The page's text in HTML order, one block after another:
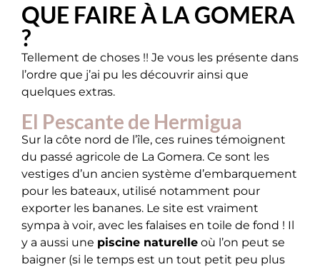
QUE FAIRE À LA GOMERA
?
Tellement de choses !! Je vous les présente dans
l’ordre que j’ai pu les découvrir ainsi que
quelques extras.
El Pescante de Hermigua
Sur la côte nord de l’île, ces ruines témoignent
du passé agricole de La Gomera. Ce sont les
vestiges d’un ancien système d’embarquement
pour les bateaux, utilisé notamment pour
exporter les bananes. Le site est vraiment
sympa à voir, avec les falaises en toile de fond ! Il
y a aussi une piscine naturelle où l’on peut se
baigner (si le temps est un tout petit peu plus